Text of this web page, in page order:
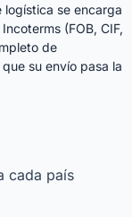
se encarga
(FOB, CIF,
de
su envío pasa la
cada país